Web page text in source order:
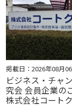
掲載日：2026年08月
ビジネス・チャ
究会 会員企業の
株式会社コート